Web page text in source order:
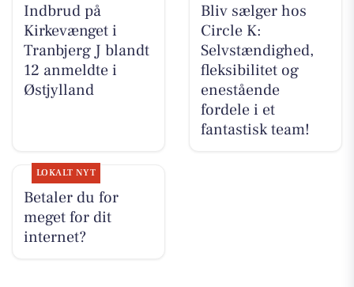
Indbrud på
Kirkevænget i
Tranbjerg J blandt
12 anmeldte i
Østjylland
Bliv sælger hos
Circle K:
Selvstændighed,
fleksibilitet og
enestående
fordele i et
fantastisk team!
LOKALT NYT
Betaler du for
meget for dit
internet?